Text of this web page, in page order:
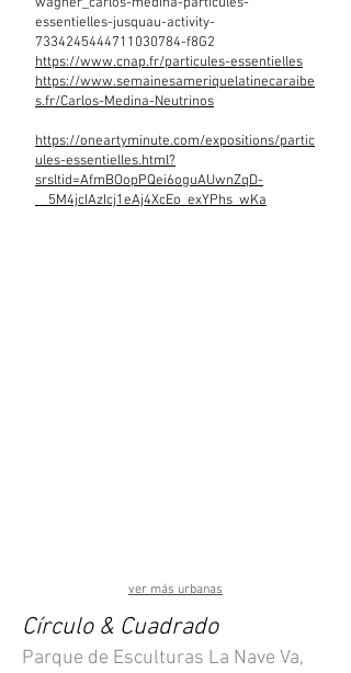
essentielles-jusquau-activity-
7334245444711030784-f8G2
https://www.cnap.fr/particules-essentielles
https://www.semainesameriquelatinecaraibe
s.fr/Carlos-Medina-Neutrinos
https://oneartyminute.com/expositions/partic
ules-essentielles.html?
srsltid=AfmBOopPQei6oguAUwnZqD-
__5M4jcIAzIcj1eAj4XcEo_exYPhs_wKa
ver más urbanas
Círculo & Cuadrado
Parque de Esculturas La Nave Va,